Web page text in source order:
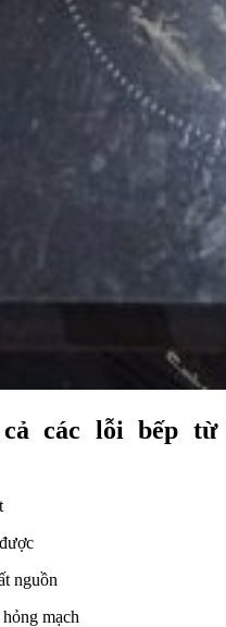
các lỗi bếp từ
nguồn
mạch